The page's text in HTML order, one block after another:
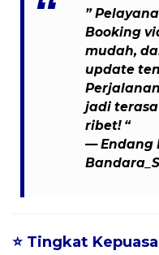
”
Booking
mudah,
update
jadi
ribet! “
— Endang
⭐ Tingkat